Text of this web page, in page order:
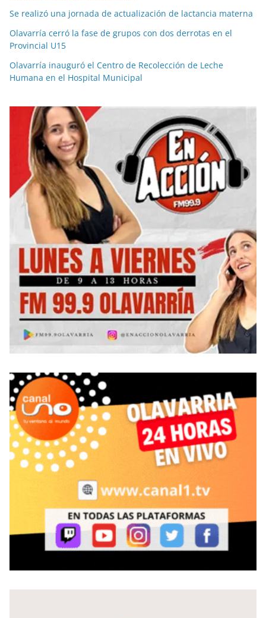
Se realizó una jornada de actualización de lactancia materna
Olavarría cerró la fase de grupos con dos derrotas en el
Provincial U15
Olavarría inauguró el Centro de Recolección de Leche
Humana en el Hospital Municipal